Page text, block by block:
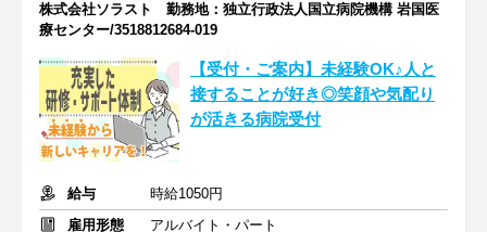
株式会社ソラスト 勤務地：独立行政法人国立病院機構 岩国医
療センター/3518812684-019
【受付・ご案内】未経験OK♪人と
接することが好き◎笑顔や気配り
が活きる病院受付
給与
時給1050円
雇用形態
アルバイト・パート